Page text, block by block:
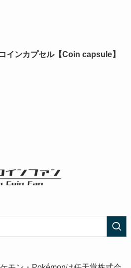
コインカプセル【Coin capsule】